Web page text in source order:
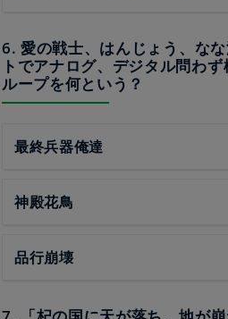
6. 愛の戦士、はんじょう、な
トでアナログ、デジタル問わ
ループを何という？
最終兵器俺達
神殿花鳥
品行崩壊